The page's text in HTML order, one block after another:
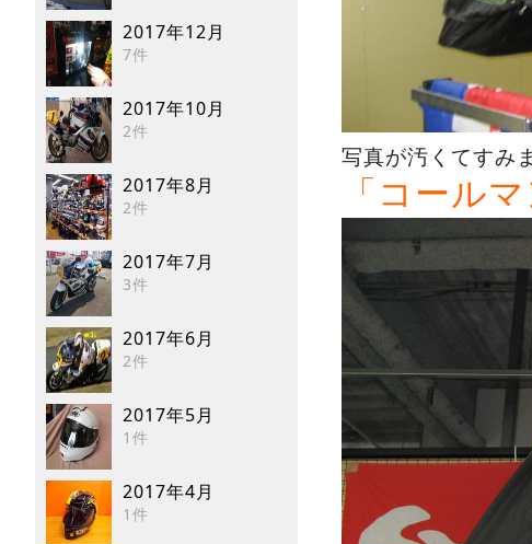
2017年12月
7件
2017年10月
2件
2017年8月
2件
2017年7月
3件
2017年6月
2件
2017年5月
1件
2017年4月
1件
写真が汚くてすみ
「コール